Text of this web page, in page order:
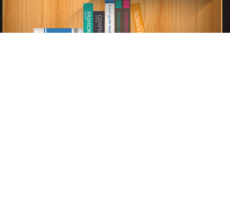
برعايةموسوعة الإبداع